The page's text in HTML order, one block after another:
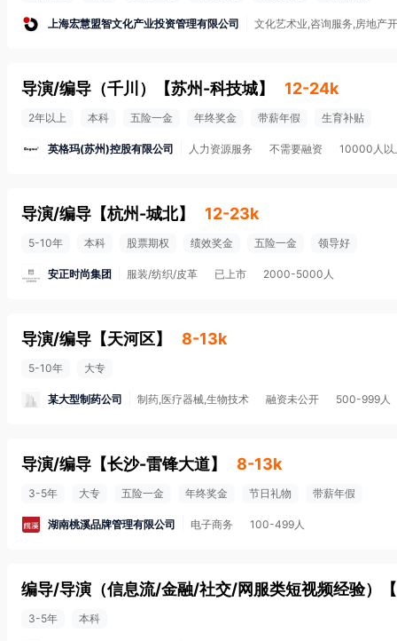
上海宏慧盟智文化产业投资管理有限公司 文化艺术业,咨询服务,房地产
导演/编导（千川） 【苏州-科技城】 12-24k
2年以上 本科 五险一金 年终奖金 带薪年假 生育补贴
英格玛(苏州)控股有限公司 人力资源服务 不需要融资 10000人以
导演/编导 【杭州-城北】 12-23k
5-10年 本科 股票期权 绩效奖金 五险一金 领导好
安正时尚集团 服装/纺织/皮革 已上市 2000-5000人
导演/编导 【天河区】 8-13k
5-10年 大专
某大型制药公司 制药,医疗器械,生物技术 融资未公开 500-999人
导演/编导 【长沙-雷锋大道】 8-13k
3-5年 大专 五险一金 年终奖金 节日礼物 带薪年假
湖南桃溪品牌管理有限公司 电子商务 100-499人
编导/导演（信息流/金融/社交/网服类短视频经验） 【
3-5年 本科